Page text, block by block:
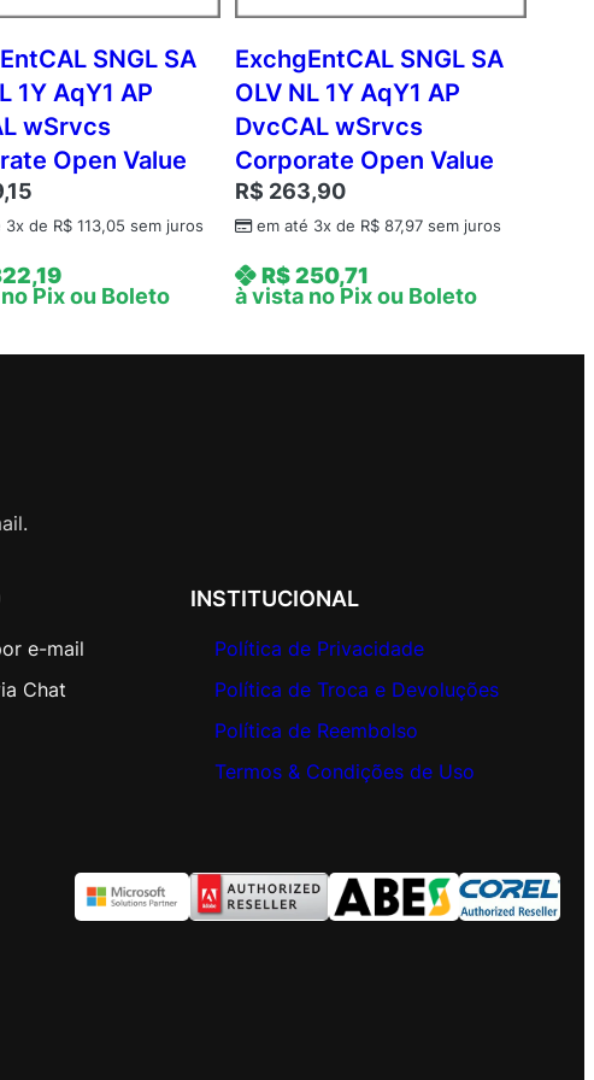
SNGL SA
1Y AqY1 AP
wSrvcs
Open Value
3x de R$ 113,05 sem juros
Pix ou Boleto
ExchgEntCAL SNGL SA
OLV NL 1Y AqY1 AP
DvcCAL wSrvcs
Corporate Open Value
R$ 263,90
em até 3x de R$87,97sem juros
R$250,71
à vista no Pix ou Boleto
e-mail
Chat
INSTITUCIONAL
Política de Privacidade
Política de Troca e Devoluções
Política de Reembolso
Termos & Condições de Uso